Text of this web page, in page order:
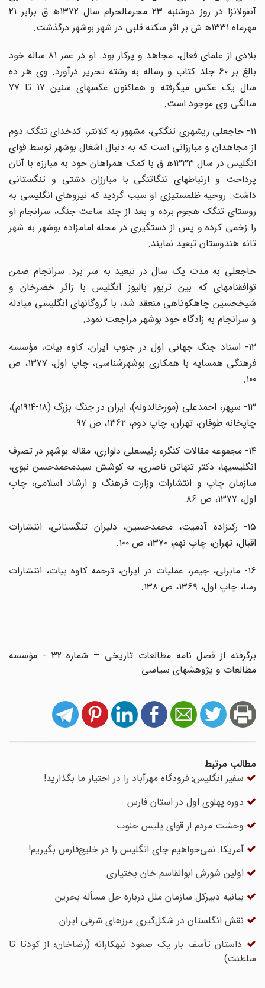
آنفولانزا در روز دوشنبه ۲۳ محرمالحرام سال ۱۳۷۲ه‍ ق برابر ۲۱
مهرماه ۱۳۳۱ه‍ ش بر اثر سکته قلبی در شهر بوشهر درگذشت.
بلادی از علمای فعال، مجاهد و پرکار بود. او در عمر ۸۱ ساله خود
بالغ بر ۶۰ جلد کتاب و رساله به رشته تحریر درآورد. وی هر ده
سال یک عکس میگرفته و هماکنون عکسهای سنین ۱۷ تا ۷۷
سالگی وی موجود است.
۱۱- حاجعلی ریشهری تنگکی، مشهور به کلانتر، کدخدای تنگک دوم
از مجاهدان و مبارزانی است که به دنبال اشغال بوشهر توسط قوای
انگلیس در سال ۱۳۳۳ه‍ ق با کمک همراهان خود به مبارزه با آنان
پرداخت و ارتباطهای تنگاتنگی با مبارزان دشتی و تنگستانی
داشت. روحیه ظلمستیزی او سبب گردید که نیروهای انگلیسی به
روستای تنگک هجوم برده و بعد از چند ساعت جنگ، سرانجام او
را زخمی کرده و پس از دستگیری در محله امامزاده بوشهر به شهر
تانه هندوستان تبعید نمایند.
حاجعلی به مدت یک سال در تبعید به سر برد. سرانجام ضمن
توافقنامهای که بین تریور بالیوز انگلیس با زائر خضرخان و
شیخحسین چاهکوتاهی منعقد شد، با گروگانهای انگلیسی مبادله
و سرانجام به زادگاه خود بوشهر مراجعت نمود.
۱۲- اسناد جنگ جهانی اول در جنوب ایران، کاوه بیات، مؤسسه
فرهنگی همسایه با همکاری بوشهرشناسی، چاپ اول، ۱۳۷۷، ص
۱۰۰.
۱۳- سپهر، احمدعلی (مورخالدوله)، ایران در جنگ بزرگ (۱۸-۱۹۱۴م)،
چاپخانه طوفان، تهران، چاپ دوم، ۱۳۶۲، ص ۹۷.
۱۴- مجموعه مقالات کنگره رئیسعلی دلواری، مقاله بوشهر در تصرف
انگلیسیها، دکتر تنهاتن ناصری، به کوشش سیدمحمدحسن نبوی،
سازمان چاپ و انتشارات وزارت فرهنگ و ارشاد اسلامی، چاپ
اول، ۱۳۷۷، ص ۸۶.
۱۵- رکنزاده آدمیت، محمدحسین، دلیران تنگستانی، انتشارات
اقبال، تهران، چاپ نهم، ۱۳۷۰، ص ۱۰۰.
۱۶- مابرلی، جیمز، عملیات در ایران، ترجمه کاوه بیات، انتشارات
رسا، چاپ اول، ۱۳۶۹، ص ۱۳۸.
برگرفته از فصل نامه مطالعات تاریخی – شماره 32 - مؤسسه
مطالعات و پژوهشهای سیاسی
مطالب مرتبط
سفیر انگلیس: فرودگاه مهرآباد را در اختیار ما بگذارید!
دوره پهلوی اول در استان فارس
وحشت مردم از قوای پلیس جنوب
آمریکا: نمی‌خواهیم جای انگلیس را در خلیج‌فارس بگیریم!
اولین شورش ابوالقاسم خان بختیاری
بیانیه دبیرکل سازمان ملل درباره حل مسأله بحرین
نقش انگلستان در شکل‌گیری مرزهای شرقی ایران
داستان تأسف بار یک صعود تبهکارانه (رضاخان؛ از کودتا تا
سلطنت)